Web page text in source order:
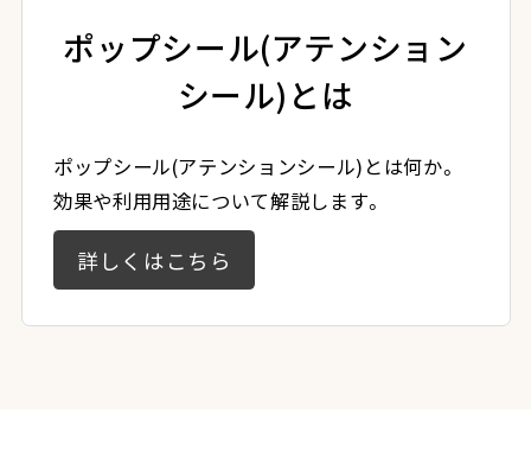
ポップシール(アテンション
シール)とは
ポップシール(アテンションシール)とは何か。
効果や利用用途について解説します。
詳しくはこちら